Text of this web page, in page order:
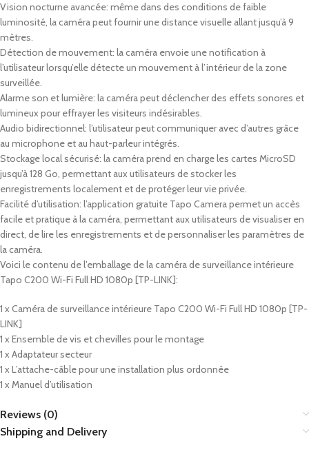
Vision nocturne avancée: même dans des conditions de faible
luminosité, la caméra peut fournir une distance visuelle allant jusqu’à 9
mètres.
Détection de mouvement: la caméra envoie une notification à
l’utilisateur lorsqu’elle détecte un mouvement à l’intérieur de la zone
surveillée.
Alarme son et lumière: la caméra peut déclencher des effets sonores et
lumineux pour effrayer les visiteurs indésirables.
Audio bidirectionnel: l’utilisateur peut communiquer avec d’autres grâce
au microphone et au haut-parleur intégrés.
Stockage local sécurisé: la caméra prend en charge les cartes MicroSD
jusqu’à 128 Go, permettant aux utilisateurs de stocker les
enregistrements localement et de protéger leur vie privée.
Facilité d’utilisation: l’application gratuite Tapo Camera permet un accès
facile et pratique à la caméra, permettant aux utilisateurs de visualiser en
direct, de lire les enregistrements et de personnaliser les paramètres de
la caméra.
Voici le contenu de l’emballage de lacaméra de surveillance intérieure
Tapo C200 Wi-Fi Full HD 1080p [TP-LINK]:
1 x Caméra de surveillance intérieure Tapo C200 Wi-Fi Full HD 1080p [TP-
LINK]
1 x Ensemble de vis et chevilles pour le montage
1 x Adaptateur secteur
1 x L’attache-câble pour une installation plus ordonnée
1 x Manuel d’utilisation
Reviews (0)
Shipping and Delivery